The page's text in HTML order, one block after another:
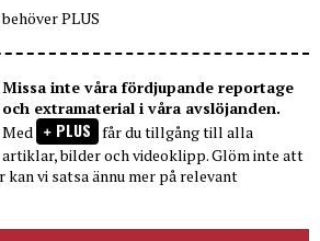
PLUS
Missa inte våra fördjupande reportage
och extramaterial i våra avslöjanden.
Med
PLUS får du tillgång till alla
artiklar, bilder och videoklipp. Glöm inte att
vi satsa ännu mer på relevant